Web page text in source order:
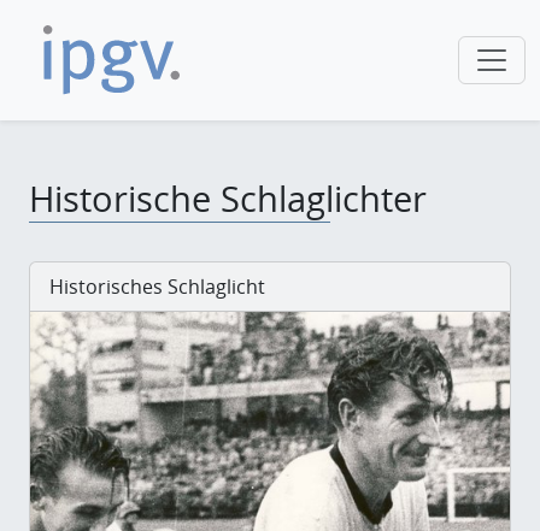
Historische Schlaglichter
Historisches Schlaglicht